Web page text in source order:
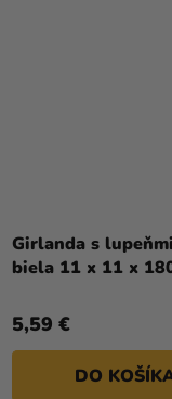
Girlanda s
biela 11 x 11 x
5,59 €
DO